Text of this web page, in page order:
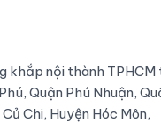
khắp nội thành TPHCM
Quận Phú Nhuận,
Chi, Huyện Hóc Môn,